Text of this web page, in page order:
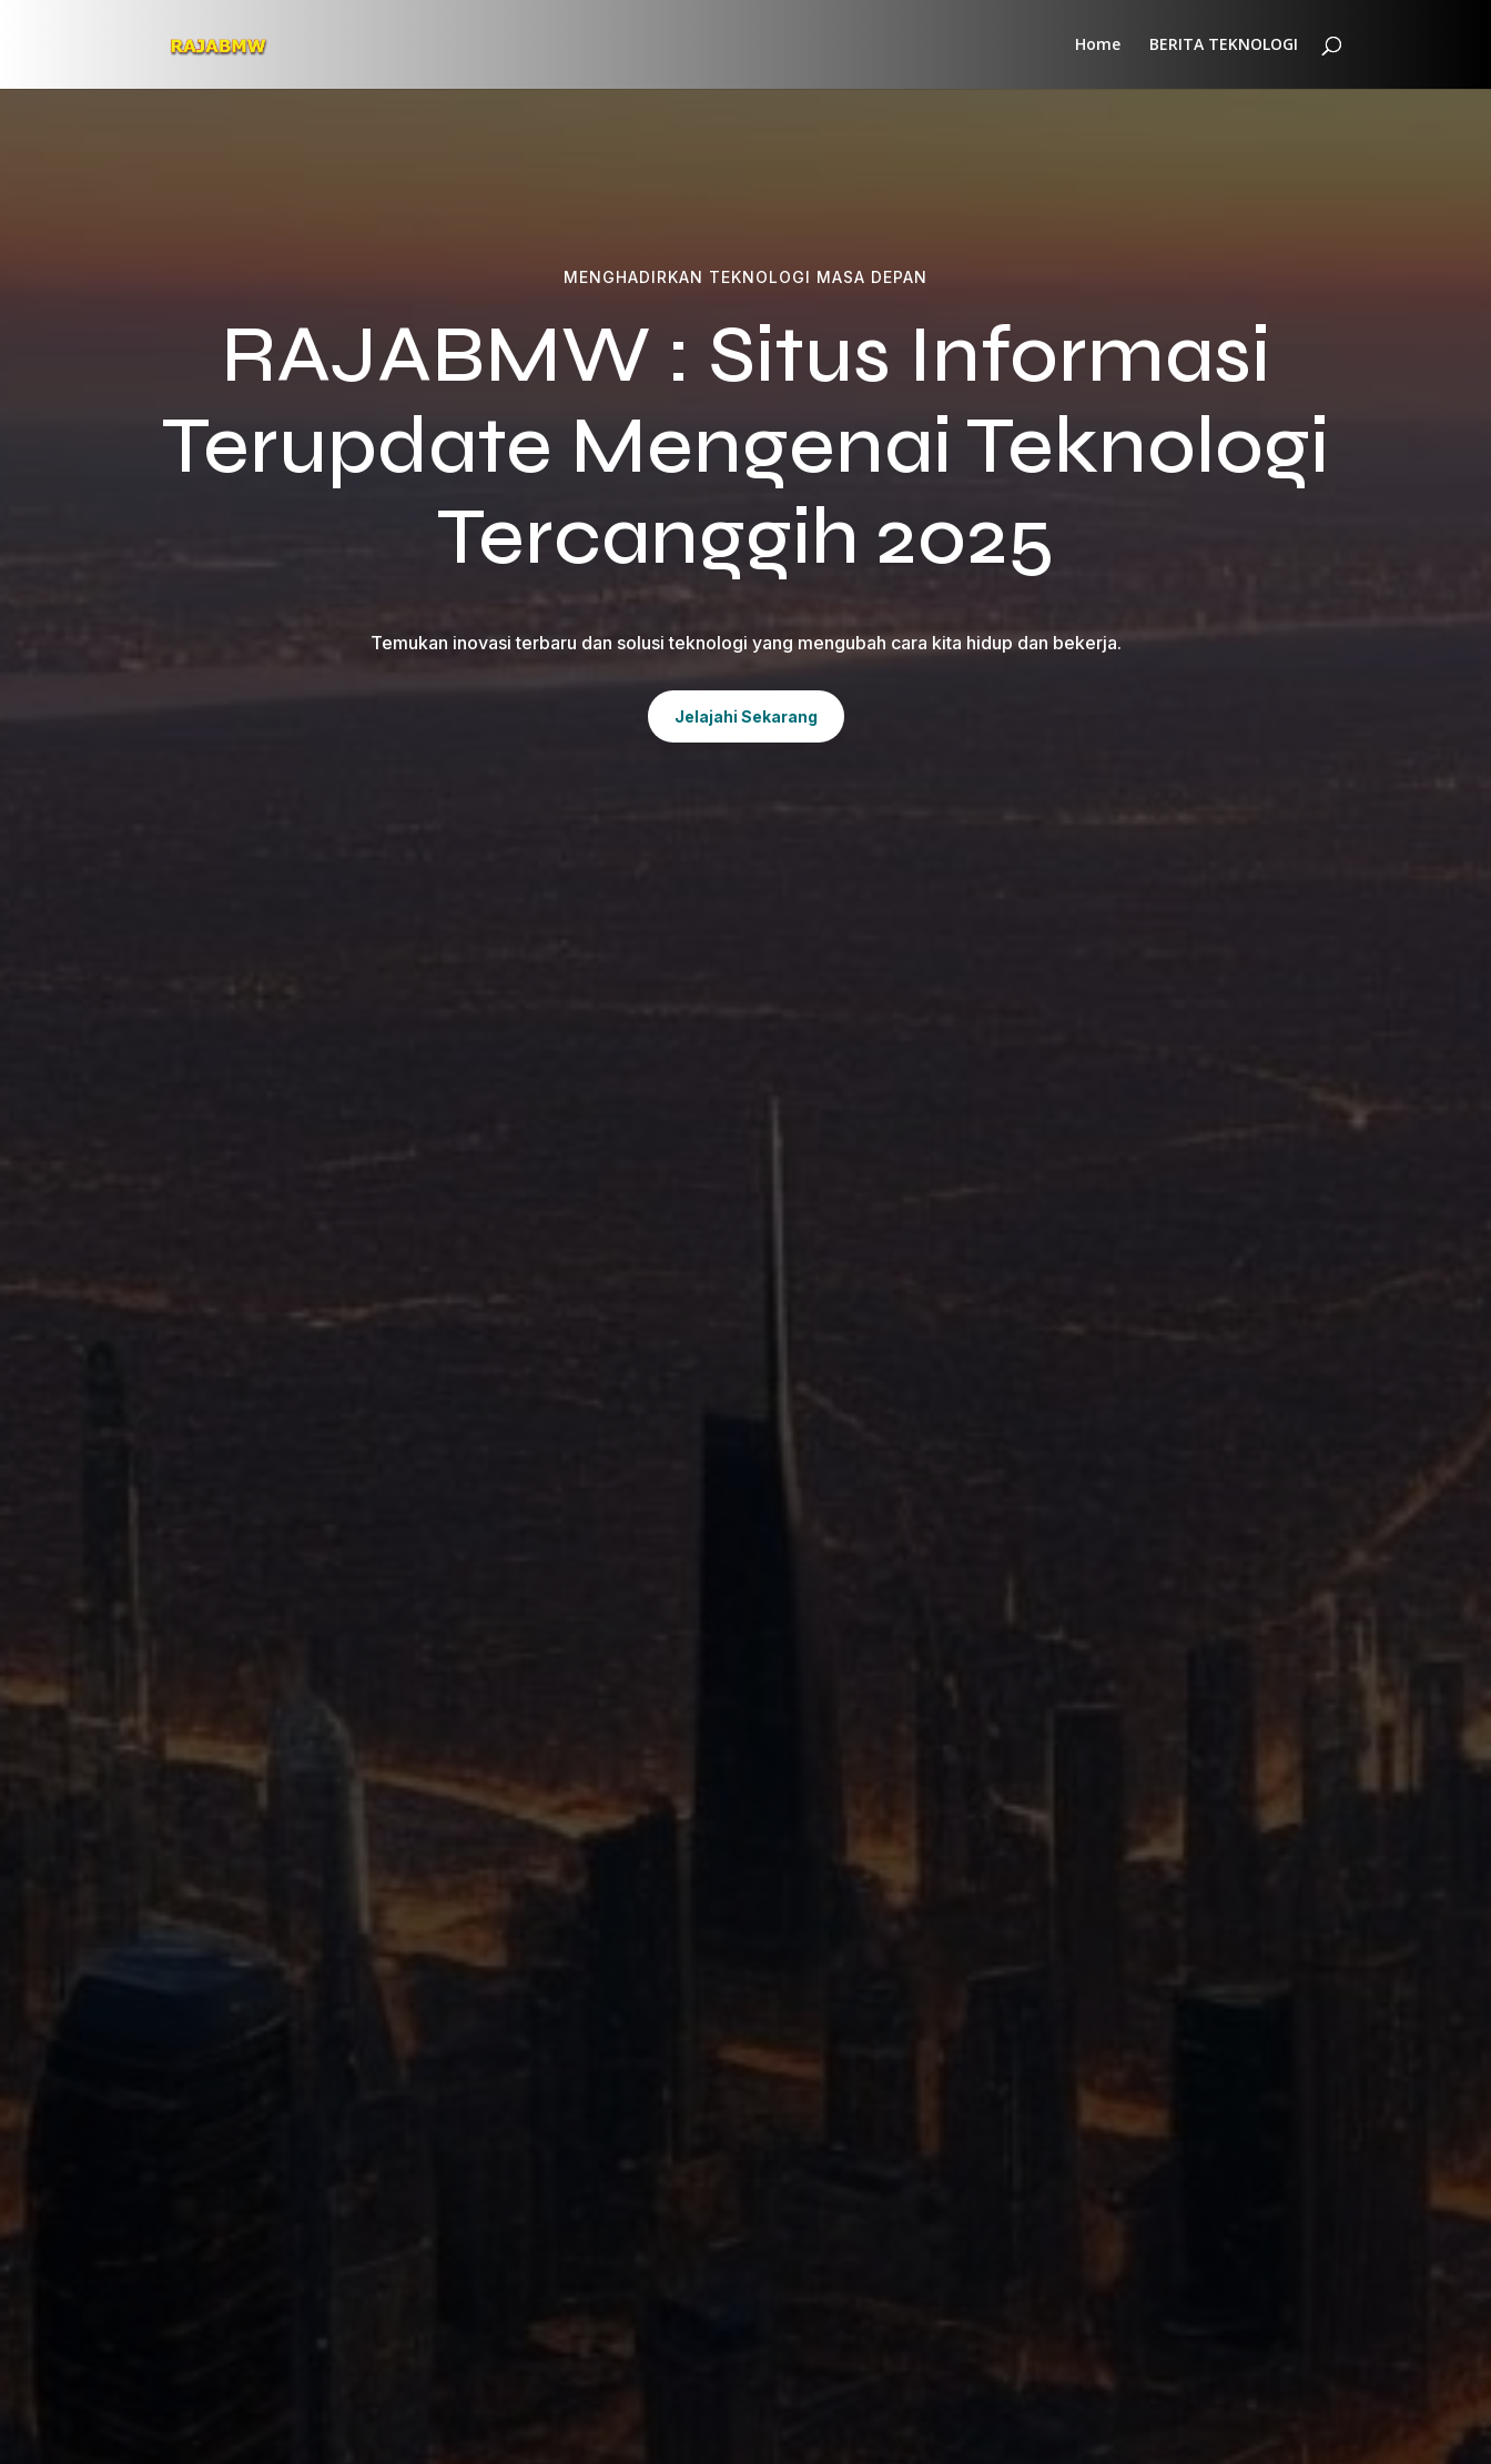
Home BERITA TEKNOLOGI
MENGHADIRKAN TEKNOLOGI MASA DEPAN
RAJABMW : Situs Informasi
Terupdate Mengenai Teknologi
Tercanggih 2025
Temukan inovasi terbaru dan solusi teknologi yang mengubah cara kita hidup dan bekerja.
Jelajahi Sekarang